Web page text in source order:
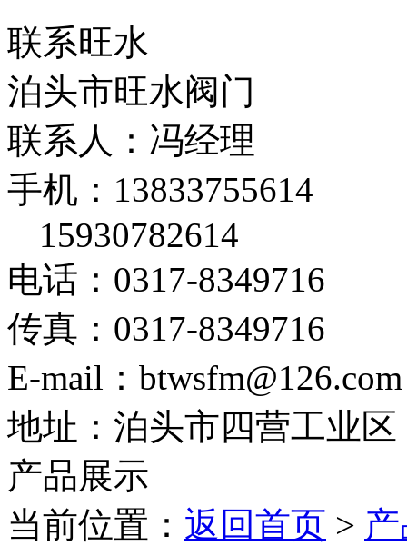
联系旺水
泊头市旺水阀门
联系人：冯经理
手机：13833755614
15930782614
电话：0317-8349716
传真：0317-8349716
E-mail：btwsfm@126.com
地址：泊头市四营工业区
产品展示
当前位置： 返回首页 >